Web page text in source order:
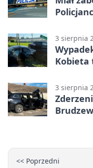
3 sierpnia
Kobieta
3 sierpnia
<< Poprzedni